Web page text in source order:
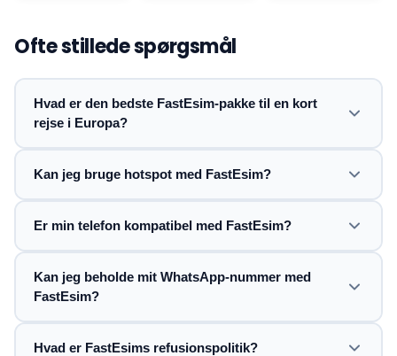
Ofte stillede spørgsmål
Hvad er den bedste FastEsim-pakke til en kort
rejse i Europa?
Kan jeg bruge hotspot med FastEsim?
Er min telefon kompatibel med FastEsim?
Kan jeg beholde mit WhatsApp-nummer med
FastEsim?
Hvad er FastEsims refusionspolitik?